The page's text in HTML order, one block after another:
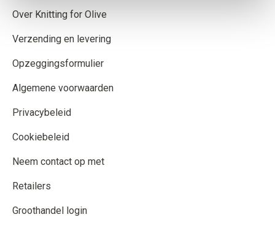
Over Knitting for Olive
Verzending en levering
Opzeggingsformulier
Algemene voorwaarden
Privacybeleid
Cookiebeleid
Neem contact op met
Retailers
Groothandel login